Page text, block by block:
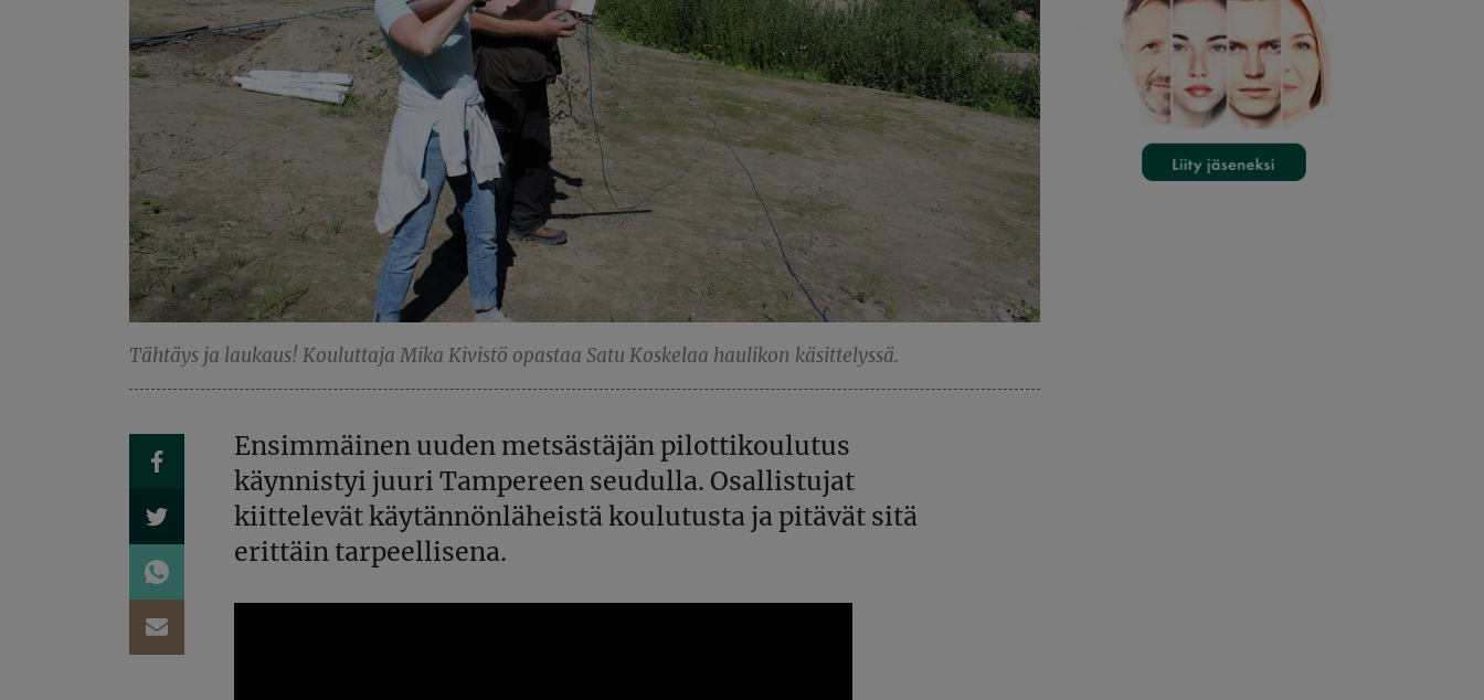
Tähtäys ja laukaus! Kouluttaja Mika Kivistö opastaa Satu Koskelaa haulikon käsittelyssä.
Ensimmäinen uuden metsästäjän pilottikoulutus
käynnistyi juuri Tampereen seudulla. Osallistujat
kiittelevät käytännönläheistä koulutusta ja pitävät sitä
erittäin tarpeellisena.